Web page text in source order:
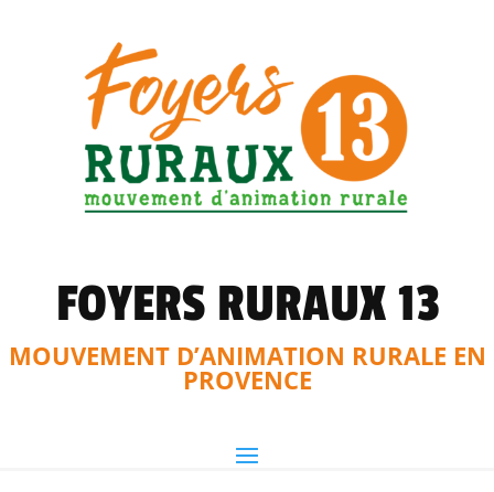
FOYERS RURAUX 13
MOUVEMENT D’ANIMATION RURALE EN
PROVENCE